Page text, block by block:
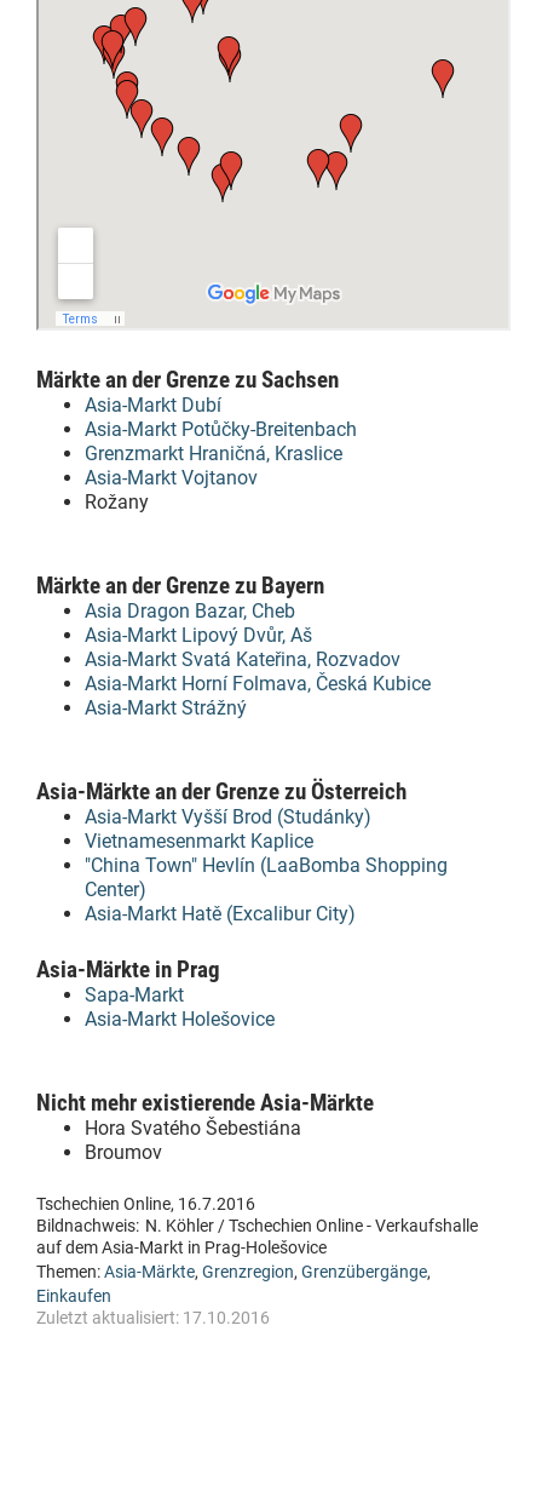
Märkte an der Grenze zu Sachsen
Asia-Markt Dubí
Asia-Markt Potůčky-Breitenbach
Grenzmarkt Hraničná, Kraslice
Asia-Markt Vojtanov
Rožany
Märkte an der Grenze zu Bayern
Asia Dragon Bazar, Cheb
Asia-Markt Lipový Dvůr, Aš
Asia-Markt Svatá Kateřina, Rozvadov
Asia-Markt Horní Folmava, Česká Kubice
Asia-Markt Strážný
Asia-Märkte an der Grenze zu Österreich
Asia-Markt Vyšší Brod (Studánky)
Vietnamesenmarkt Kaplice
"China Town" Hevlín (LaaBomba Shopping
Center)
Asia-Markt Hatě (Excalibur City)
Asia-Märkte in Prag
Sapa-Markt
Asia-Markt Holešovice
Nicht mehr existierende Asia-Märkte
Hora Svatého Šebestiána
Broumov
Tschechien Online, 16.7.2016
Bildnachweis: N. Köhler / Tschechien Online - Verkaufshalle
auf dem Asia-Markt in Prag-Holešovice
Themen:Asia-Märkte, Grenzregion, Grenzübergänge,
Einkaufen
Zuletzt aktualisiert: 17.10.2016